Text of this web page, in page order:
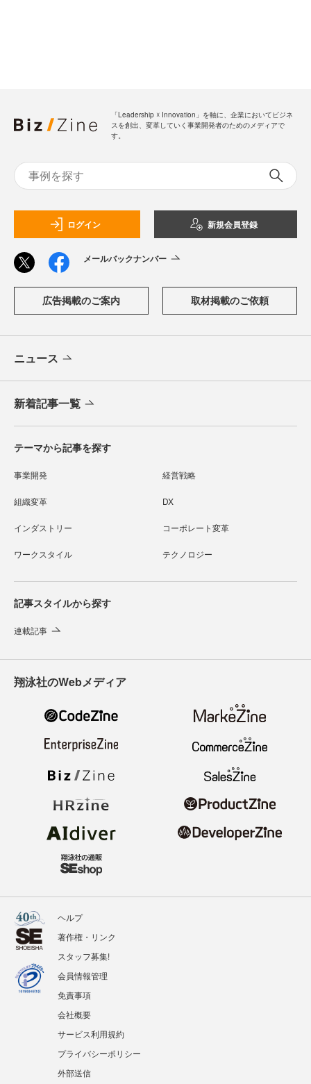
「Leadership ☓ Innovation」を軸に、企業においてビジネ
スを創出、変革していく事業開発者のためのメディアで
す。
ログイン 新規会員登録
メールバックナンバー
広告掲載のご案内 取材掲載のご依頼
ニュース
新着記事一覧
テーマから記事を探す
事業開発 経営戦略
組織変革 DX
インダストリー コーポレート変革
ワークスタイル テクノロジー
記事スタイルから探す
連載記事
翔泳社のWebメディア
ヘルプ
著作権・リンク
スタッフ募集!
会員情報管理
免責事項
会社概要
サービス利用規約
プライバシーポリシー
外部送信